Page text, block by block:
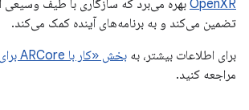
OpenXR بهره می‌برد که سازگاری با طیف وسیعی
تضمین می‌کند و به برنامه‌های آینده کمک می‌کند.
برای اطلاعات بیشتر، به بخش «کار با ARCore برای Jetpack XR»
مراجعه کنید.